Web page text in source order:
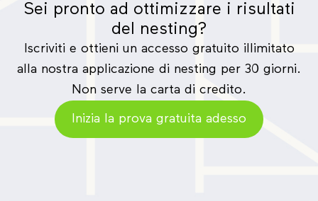
Sei pronto ad ottimizzare i risultati
del nesting?
Iscriviti e ottieni un accesso gratuito illimitato
alla nostra applicazione di nesting per 30 giorni.
Non serve la carta di credito.
Inizia la prova gratuita adesso